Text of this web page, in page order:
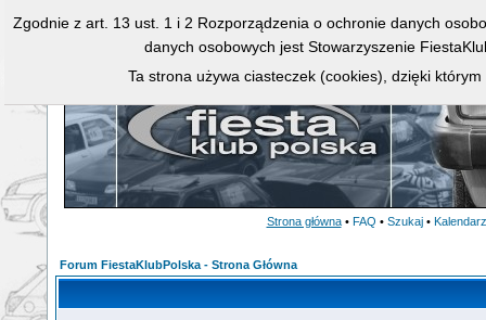
Strona główna • FAQ • Szukaj • Kalendarz
Forum FiestaKlubPolska - Strona Główna
Zgodnie z art. 13 ust. 1 i 2 Rozporządzenia o ochronie danych
danych osobowych jest Stowarzyszenie
Ta strona używa ciasteczek (cookies), dzięki